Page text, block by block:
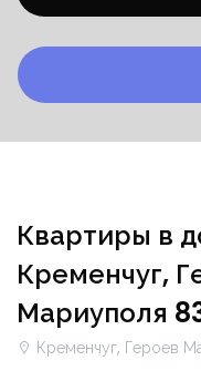
Квартиры в
Кременчуг,
Мариуполя
Кременчуг, Героев